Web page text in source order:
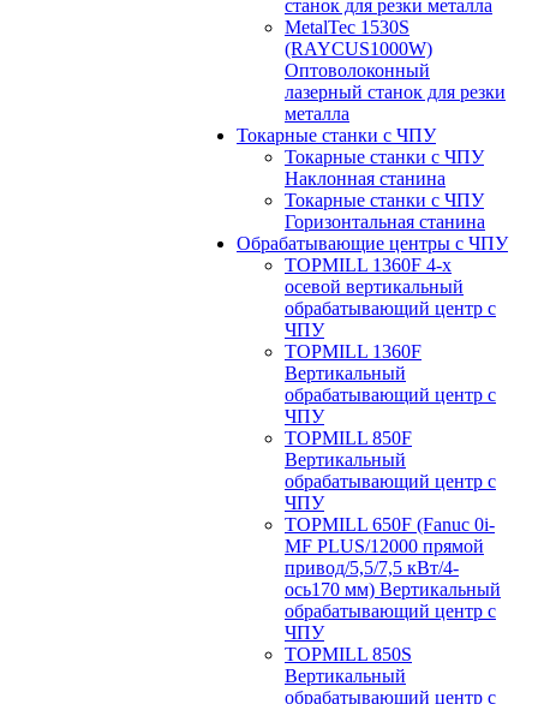
станок для резки металла
MetalTec 1530S
(RAYCUS1000W)
Оптоволоконный
лазерный станок для резки
металла
Токарные станки с ЧПУ
Токарные станки с ЧПУ
Наклонная станина
Токарные станки с ЧПУ
Горизонтальная станина
Обрабатывающие центры с ЧПУ
TOPMILL 1360F 4-x
осевой вертикальный
обрабатывающий центр с
ЧПУ
TOPMILL 1360F
Вертикальный
обрабатывающий центр с
ЧПУ
TOPMILL 850F
Вертикальный
обрабатывающий центр с
ЧПУ
TOPMILL 650F (Fanuc 0i-
MF PLUS/12000 прямой
привод/5,5/7,5 кВт/4-
ось170 мм) Вертикальный
обрабатывающий центр с
ЧПУ
TOPMILL 850S
Вертикальный
обрабатывающий центр с